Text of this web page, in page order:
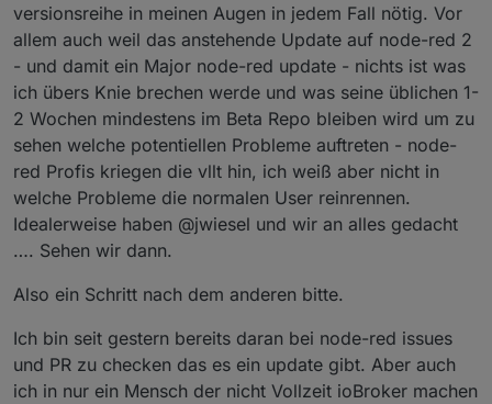
arbeiten kann, bis die von @jwiesel NR adapter
version offiziell mit JS 4.x arbeiten kann. Eine Rückbau
auf die alte NR Version ist für mich jedenfalls keine
Alternative.
versionsreihe in meinen Augen in jedem Fall nötig. Vor
allem auch weil das anstehende Update auf node-red 2
- und damit ein Major node-red update - nichts ist was
ich übers Knie brechen werde und was seine üblichen 1-
2 Wochen mindestens im Beta Repo bleiben wird um zu
sehen welche potentiellen Probleme auftreten - node-
red Profis kriegen die vllt hin, ich weiß aber nicht in
welche Probleme die normalen User reinrennen.
Idealerweise haben @jwiesel und wir an alles gedacht
…. Sehen wir dann.
Also ein Schritt nach dem anderen bitte.
Ich bin seit gestern bereits daran bei node-red issues
und PR zu checken das es ein update gibt. Aber auch
ich in nur ein Mensch der nicht Vollzeit ioBroker machen